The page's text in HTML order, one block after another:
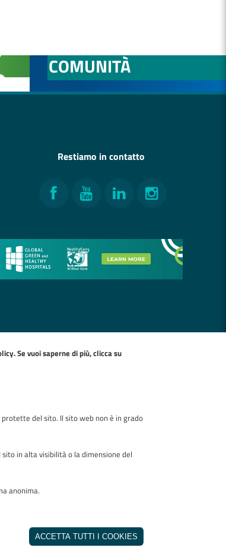
. Se vuoi saperne di più, clicca su
del sito. Il sito web non è in grado
in alta visibilità o la dimensione del
anonima.
ACCETTA TUTTI I COOKIES
COMUNITÀ
Restiamo in contatto
Facebook
YouTubeLinkedInInstagram
INVISIBLEFARM